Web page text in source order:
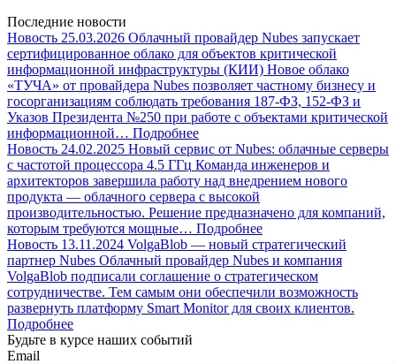
Последние новости
Новость 25.03.2026 Облачный провайдер Nubes запускает
сертифицированное облако для объектов критической
информационной инфраструктуры (КИИ) Новое облако
«ТУЧА» от провайдера Nubes позволяет частному бизнесу и
госорганизациям соблюдать требования 187-ФЗ, 152-ФЗ и
Указов Президента №250 при работе с объектами критической
информационной… Подробнее
Новость 24.02.2025 Новый сервис от Nubes: облачные серверы
с частотой процессора 4.5 ГГц Команда инженеров и
архитекторов завершила работу над внедрением нового
продукта — облачного сервера с высокой
производительностью. Решение предназначено для компаний,
которым требуются мощные… Подробнее
Новость 13.11.2024 VolgaBlob — новый стратегический
партнер Nubes Облачный провайдер Nubes и компания
VolgaBlob подписали соглашение о стратегическом
сотрудничестве. Тем самым они обеспечили возможность
развернуть платформу Smart Monitor для своих клиентов.
Подробнее
Будьте в курсе наших событий
Email